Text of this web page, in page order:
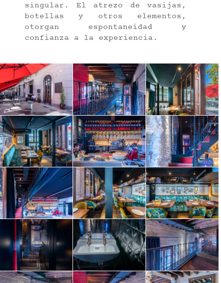
singular. El atrezo de vasijas,
botellas y otros elementos,
otorgan espontaneidad y
confianza a la experiencia.